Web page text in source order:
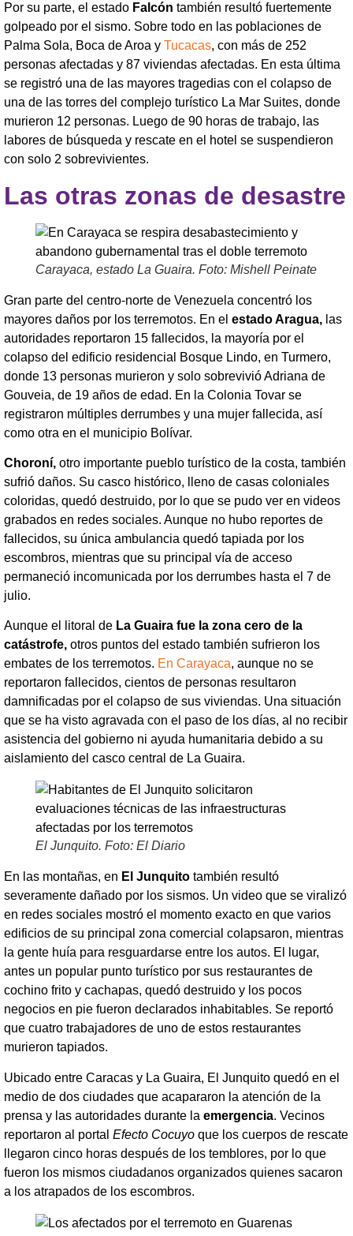
Por su parte, el estado Falcón también resultó fuertemente
golpeado por el sismo. Sobre todo en las poblaciones de
Palma Sola, Boca de Aroa y Tucacas, con más de 252
personas afectadas y 87 viviendas afectadas. En esta última
se registró una de las mayores tragedias con el colapso de
una de las torres del complejo turístico La Mar Suites, donde
murieron 12 personas. Luego de 90 horas de trabajo, las
labores de búsqueda y rescate en el hotel se suspendieron
con solo 2 sobrevivientes.
Las otras zonas de desastre
Carayaca, estado La Guaira. Foto: Mishell Peinate
Gran parte del centro-norte de Venezuela concentró los
mayores daños por los terremotos. En el estado Aragua, las
autoridades reportaron 15 fallecidos, la mayoría por el
colapso del edificio residencial Bosque Lindo, en Turmero,
donde 13 personas murieron y solo sobrevivió Adriana de
Gouveia, de 19 años de edad. En la Colonia Tovar se
registraron múltiples derrumbes y una mujer fallecida, así
como otra en el municipio Bolívar.
Choroní, otro importante pueblo turístico de la costa, también
sufrió daños. Su casco histórico, lleno de casas coloniales
coloridas, quedó destruido, por lo que se pudo ver en videos
grabados en redes sociales. Aunque no hubo reportes de
fallecidos, su única ambulancia quedó tapiada por los
escombros, mientras que su principal vía de acceso
permaneció incomunicada por los derrumbes hasta el 7 de
julio.
Aunque el litoral de La Guaira fue la zona cero de la
catástrofe, otros puntos del estado también sufrieron los
embates de los terremotos. En Carayaca, aunque no se
reportaron fallecidos, cientos de personas resultaron
damnificadas por el colapso de sus viviendas. Una situación
que se ha visto agravada con el paso de los días, al no recibir
asistencia del gobierno ni ayuda humanitaria debido a su
aislamiento del casco central de La Guaira.
El Junquito. Foto: El Diario
En las montañas, en El Junquito también resultó
severamente dañado por los sismos. Un video que se viralizó
en redes sociales mostró el momento exacto en que varios
edificios de su principal zona comercial colapsaron, mientras
la gente huía para resguardarse entre los autos. El lugar,
antes un popular punto turístico por sus restaurantes de
cochino frito y cachapas, quedó destruido y los pocos
negocios en pie fueron declarados inhabitables. Se reportó
que cuatro trabajadores de uno de estos restaurantes
murieron tapiados.
Ubicado entre Caracas y La Guaira, El Junquito quedó en el
medio de dos ciudades que acapararon la atención de la
prensa y las autoridades durante la emergencia. Vecinos
reportaron al portal Efecto Cocuyo que los cuerpos de rescate
llegaron cinco horas después de los temblores, por lo que
fueron los mismos ciudadanos organizados quienes sacaron
a los atrapados de los escombros.